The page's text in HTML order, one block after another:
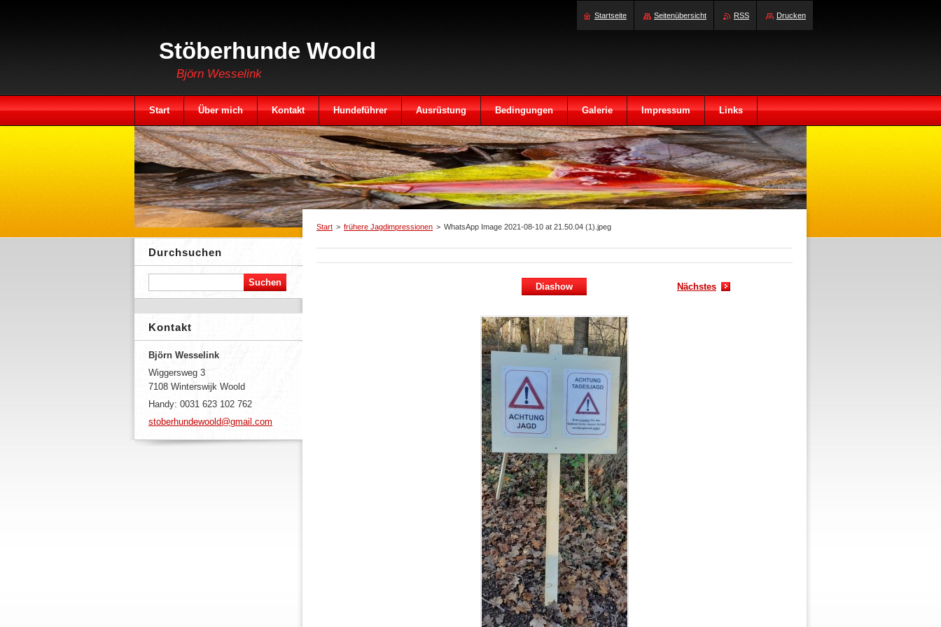
Stöberhunde Woold
Björn Wesselink
Start > frühere Jagdimpressionen > WhatsApp Image 2021-08-10 at 21.50.04 (1).jpeg
Diashow Nächstes
Durchsuchen
Kontakt
Björn Wesselink
Wiggersweg 3
7108 Winterswijk Woold
Handy: 0031 623 102 762
stoberhundewoold@gmail.com
Start Über mich Kontakt Hundeführer Ausrüstung Bedingungen Galerie Impressum Links
Startseite Seitenübersicht RSS Drucken